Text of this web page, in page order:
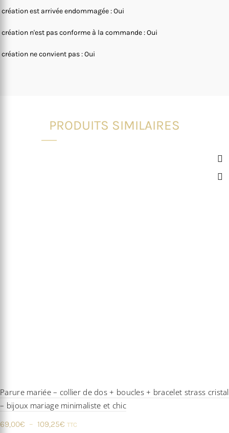
création est arrivée endommagée : Oui
création n'est pas conforme à la commande : Oui
création ne convient pas : Oui
PRODUITS SIMILAIRES
Parure mariée – collier de dos + boucles + bracelet strass cristal
– bijoux mariage minimaliste et chic
69,00€ – 109,25€ Plage
TTC